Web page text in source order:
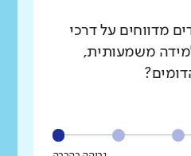
מדווחים על דרכי
משמעותית,